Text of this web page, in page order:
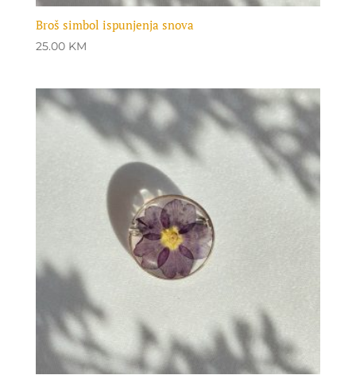
Broš simbol ispunjenja snova
25.00 KM